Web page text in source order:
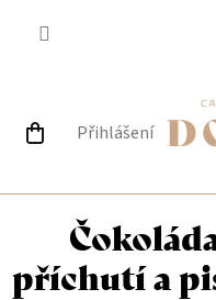
KOŠÍK
Přihlášení
příchutí a